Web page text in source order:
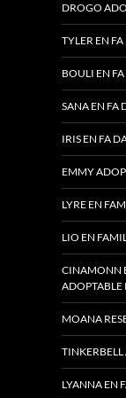
DROGO
TYLER EN
BOULI EN
SANA EN FA
IRIS EN FA
EMMY
LYRE EN
LIO EN
CINAMONN
ADOPTABLE
MOANA
TINKERBELL
LYANNA EN